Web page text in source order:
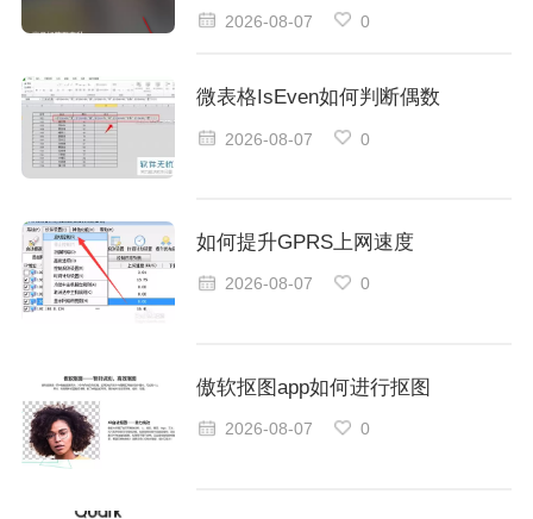
2026-08-07 0
微表格IsEven如何判断偶数
2026-08-07 0
如何提升GPRS上网速度
2026-08-07 0
傲软抠图app如何进行抠图
2026-08-07 0